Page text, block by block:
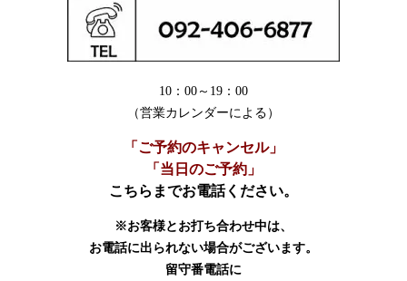
10：00～19：00
（営業カレンダーによる）
「ご予約のキャンセル」
「当日のご予約」
こちらまでお電話ください。
※お客様とお打ち合わせ中は、
お電話に出られない場合がございます。
留守番電話に